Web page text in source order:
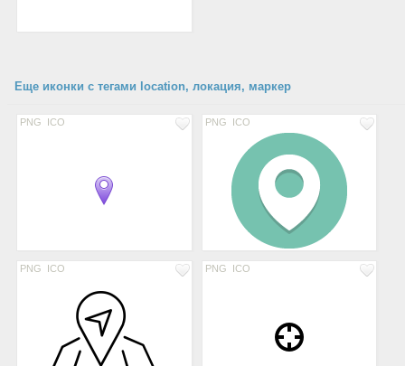
Еще иконки с тегами location, локация, маркер
PNG ICO PNG ICO
PNG ICO PNG ICO